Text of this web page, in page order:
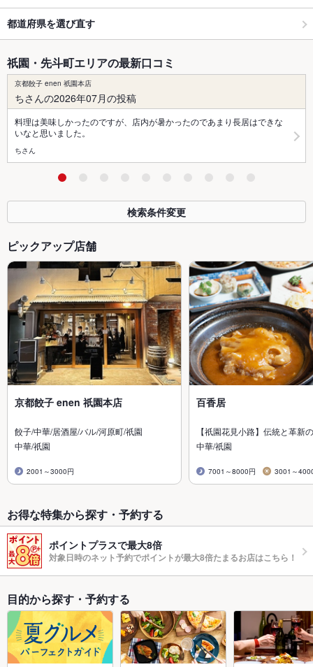
都道府県を選び直す
祇園・先斗町エリアの最新口コミ
京都餃子 enen 祇園本店
ちさんの2026年07月の投稿
料理は美味しかったのですが、店内が暑かったのであまり長居はできな
いなと思いました。
ちさん
検索条件変更
ピックアップ店舗
京都餃子 enen 祇園本店
餃子/中華/居酒屋/バル/河原町/祇園
中華/祇園
2001～3000円
百香居
【祇園花見小路】伝統と革新
中華/祇園
7001～8000円 3001～
お得な特集から探す・予約する
ポイントプラスで最大8倍
対象日時のネット予約でポイントが最大8倍たまるお店はこちら！
目的から探す・予約する